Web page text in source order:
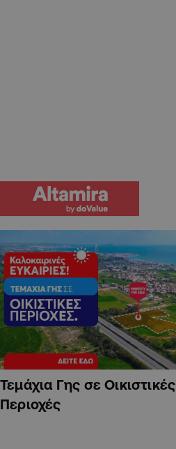
Τεμάχια Γης σε Οικιστικές
Περιοχές